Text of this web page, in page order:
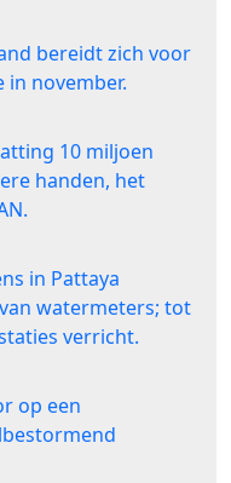
bereidt zich voor
in november.
10 miljoen
handen, het
in Pattaya
watermeters; tot
verricht.
op een